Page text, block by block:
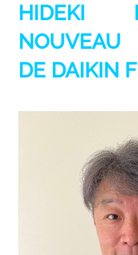
HIDEKI
NOUVEAU
DE DAIKIN